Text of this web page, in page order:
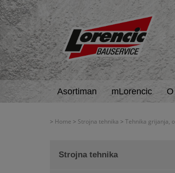
Asortiman mLorencic
> Home > Strojna tehnika > Tehnika grijanja,
Strojna tehnika